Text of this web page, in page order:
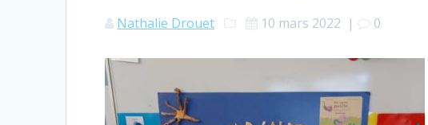
Nathalie Drouet 10 mars 2022 | 0